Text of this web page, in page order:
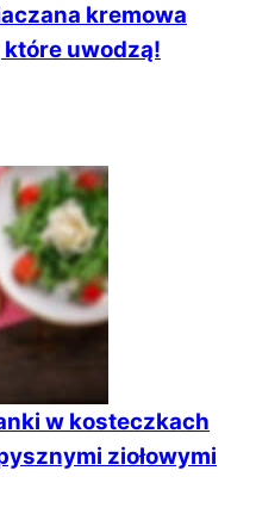
kremowa
uwodzą!
w kosteczkach
ziołowymi